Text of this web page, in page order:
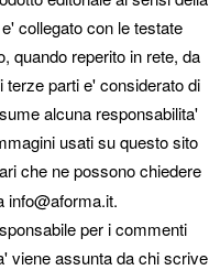
collegato con le testate
quando reperito in rete, da
terze parti e' considerato di
alcuna responsabilita'
usati su questo sito
che ne possono chiedere
info@aforma.it.
per i commenti
viene assunta da chi scrive